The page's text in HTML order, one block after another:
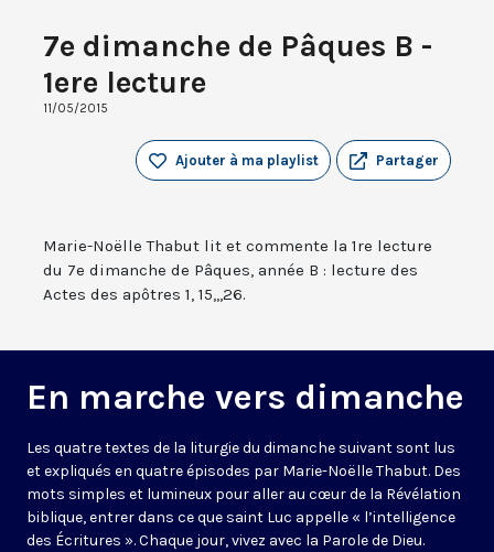
7e dimanche de Pâques B -
1ere lecture
11/05/2015
Partager
Ajouter à ma playlist
Marie-Noëlle Thabut lit et commente la 1re lecture
du 7e dimanche de Pâques, année B : lecture des
Actes des apôtres 1, 15,,,26.
En marche vers dimanche
Les quatre textes de la liturgie du dimanche suivant sont lus
et expliqués en quatre épisodes par Marie-Noëlle Thabut. Des
mots simples et lumineux pour aller au cœur de la Révélation
biblique, entrer dans ce que saint Luc appelle « l’intelligence
des Écritures ». Chaque jour, vivez avec la Parole de Dieu.